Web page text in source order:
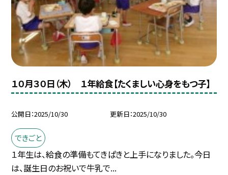
１０月３０日（木） １年給食【たくましい心身をもつ子】
公開日 2025/10/30 更新日 2025/10/30
できごと
１年生は、給食の準備もてきぱきと上手になりました。今日
は、誕生日のお祝いで牛乳で...